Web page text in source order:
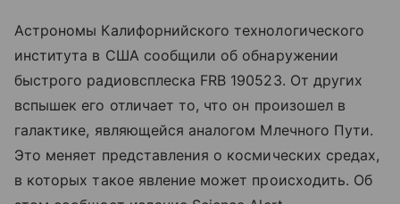
Астрономы Калифорнийского технологического
института в США сообщили об обнаружении
быстрого радиовсплеска FRB 190523. От других
вспышек его отличает то, что он произошел в
галактике, являющейся аналогом Млечного Пути.
Это меняет представления о космических средах,
в которых такое явление может происходить. Об